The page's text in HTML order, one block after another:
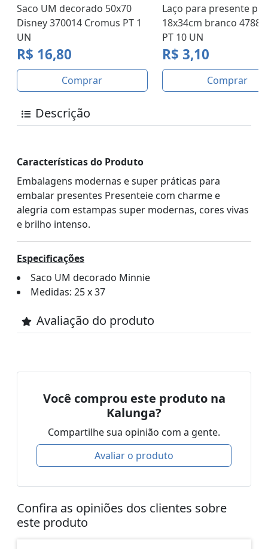
Saco UM decorado 50x70
Disney 370014 Cromus PT 1
UN
R$ 16,80
Comprar
Laço para presente
18x34cm branco 4788
PT 10 UN
R$ 3,10
Comprar
Descrição
Características do Produto
Embalagens modernas e super práticas para
embalar presentes Presenteie com charme e
alegria com estampas super modernas, cores vivas
e brilho intenso.
Especificações
Saco UM decorado Minnie
Medidas: 25 x 37
Avaliação do produto
Você comprou este produto na
Kalunga?
Compartilhe sua opinião com a gente.
Avaliar o produto
Confira as opiniões dos clientes sobre
este produto